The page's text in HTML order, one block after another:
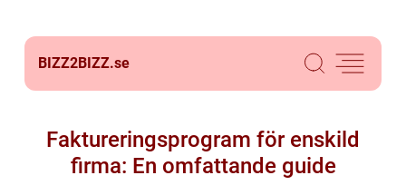
BIZZ2BIZZ.se
Faktureringsprogram för enskild
firma: En omfattande guide